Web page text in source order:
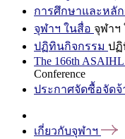
การศึกษาและหลั
จุฬาฯ ในสื่อ จุฬาฯ
ปฏิทินกิจกรรม ปฏิ
The 166th ASAIHL
Conference
ประกาศจัดซื้อจัดจ้
เกี่ยวกับจุฬาฯ